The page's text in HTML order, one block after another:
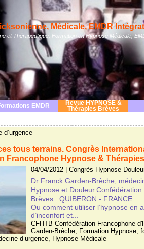
Médicale, EMDR
et Thérapeutique. Formation en Hypnose Médicale,
EMDR
Revue HYPNOSE &
Thérapies Brèves
d’urgence
tous terrains. Congrès
Francophone Hypnose &
04/04/2012 Congrès Hypnose
Dr Franck Garden-Brèche,
Hypnose et
Brèves QUIBERON -
Ou comment utiliser l’hypnose en
d’inconfort et...
CFHTB Confédération Francophone
Garden-Brèche, Formation Hypnose,
d’urgence, Hypnose Médicale